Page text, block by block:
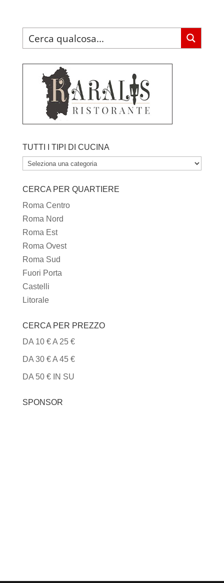
TUTTI I TIPI DI CUCINA
TUTTI
TIPI
DI
CUCINA
CERCA PER QUARTIERE
Roma Centro
Roma Nord
Roma Est
Roma Ovest
Roma Sud
Fuori Porta
Castelli
Litorale
CERCA PER PREZZO
DA 10 € A 25 €
DA 30 € A 45 €
DA 50 € IN SU
SPONSOR